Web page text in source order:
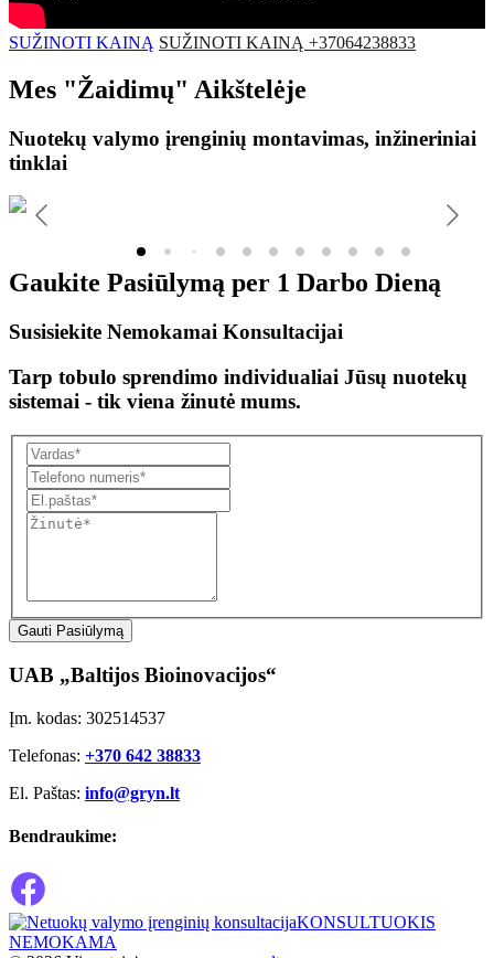
SUŽINOTI KAINĄ SUŽINOTI KAINĄ +37064238833
Mes "Žaidimų" Aikštelėje
Nuotekų valymo įrenginių montavimas, inžineriniai
tinklai
Gaukite Pasiūlymą per 1 Darbo Dieną
Susisiekite Nemokamai Konsultacijai
Tarp tobulo sprendimo individualiai Jūsų nuotekų
sistemai - tik viena žinutė mums.
Gauti Pasiūlymą
UAB „Baltijos Bioinovacijos“
Įm. kodas: 302514537
Telefonas: +370 642 38833
El. Paštas: info@gryn.lt
Bendraukime:
KONSULTUOKIS
NEMOKAMA